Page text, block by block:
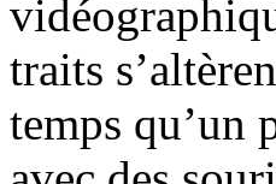
traits
temps qu’un